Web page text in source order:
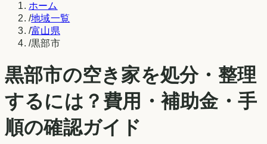
ホーム
/地域一覧
/富山県
/黒部市
黒部市の空き家を処分・整理
するには？費用・補助金・手
順の確認ガイド